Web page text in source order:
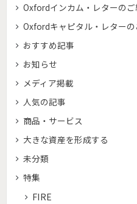
Oxfordインカム・レターの
Oxfordキャピタル・レター
おすすめ記事
お知らせ
メディア掲載
人気の記事
商品・サービス
大きな資産を形成する
未分類
特集
FIRE